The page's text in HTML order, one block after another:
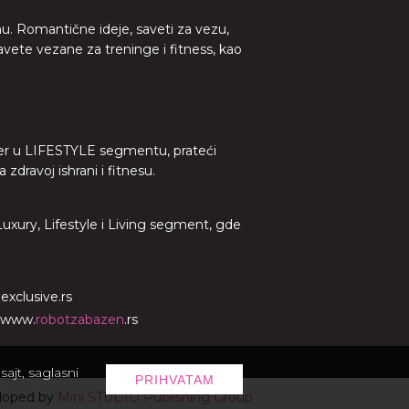
Romantične ideje, saveti za vezu,
vezane za treninge i fitness, kao
u LIFESTYLE segmentu, prateći
ishrani i fitnesu.
Lifestyle i Living segment, gde
exclusive.rs
www.robotzabazen.rs
by Mini STUDIO Publishing Group
saglasni PRIHVATAM